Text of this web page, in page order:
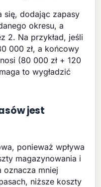
się, dodając zapasy
okresu, a
2. Na przykład, jeśli
000 zł, a końcowy
(80 000 zł + 120
to wygładzić
jest
ponieważ wpływa
magazynowania i
oznacza mniej
niższe koszty